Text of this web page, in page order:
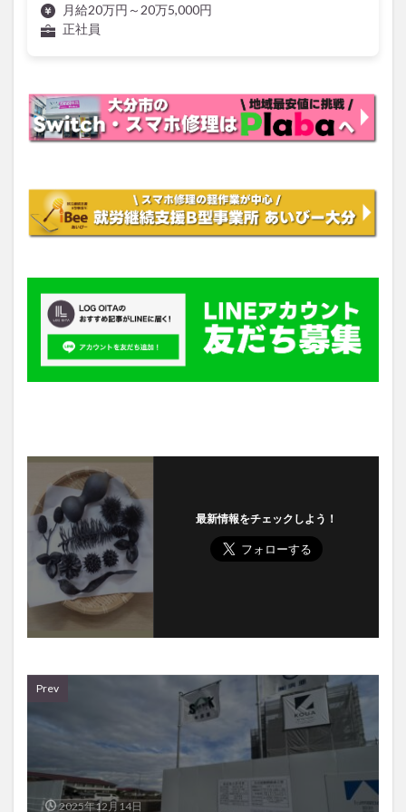
月給20万円～20万5,000円
正社員
最新情報をチェックしよう！
Prev
2025年12月14日